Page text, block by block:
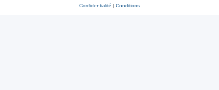
Confidentialité | Conditions